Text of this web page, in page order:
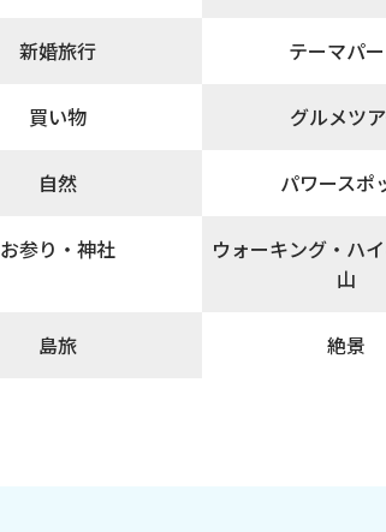
新婚旅行 テーマパ
買い物 グルメツ
自然 パワースポ
お参り・神社
ウォーキング・ハ
山
島旅 絶景